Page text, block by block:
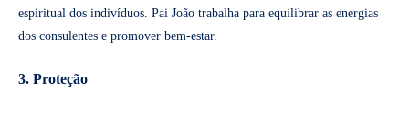
espiritual dos indivíduos. Pai João trabalha para equilibrar as energias
dos consulentes e promover bem-estar.
3. Proteção